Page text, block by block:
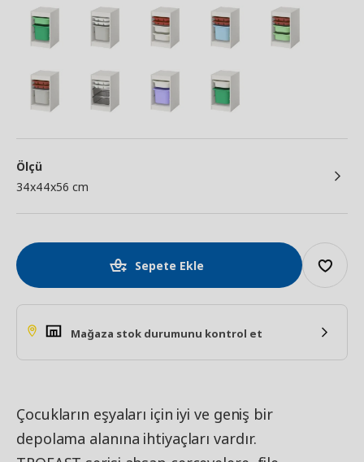
Ölçü
34x44x56 cm
Sepete Ekle
Mağaza stok durumunu kontrol et
Çocukların eşyaları için iyi ve geniş bir
depolama alanına ihtiyaçları vardır.